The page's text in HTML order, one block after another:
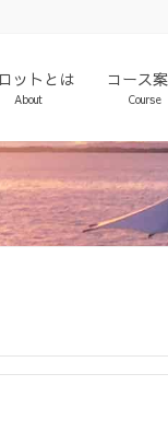
ットとは
About
コース
Course